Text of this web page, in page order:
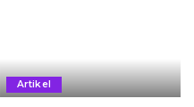
Artikel